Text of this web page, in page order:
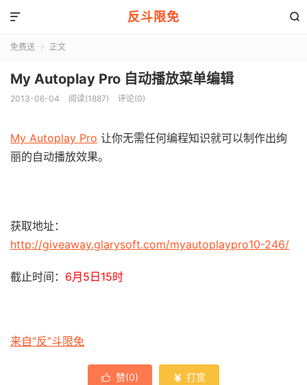
反斗限免 

免费送  正文
My Autoplay Pro 自动播放菜单编辑
2013-06-04 阅读(1887) 评论(0)
My Autoplay Pro 让你无需任何编程知识就可以制作出绚
丽的自动播放效果。
获取地址：
http://giveaway.glarysoft.com/myautoplaypro10-246/
截止时间： 6月5日15时
来自“反”斗限免
 赞(0)  打赏